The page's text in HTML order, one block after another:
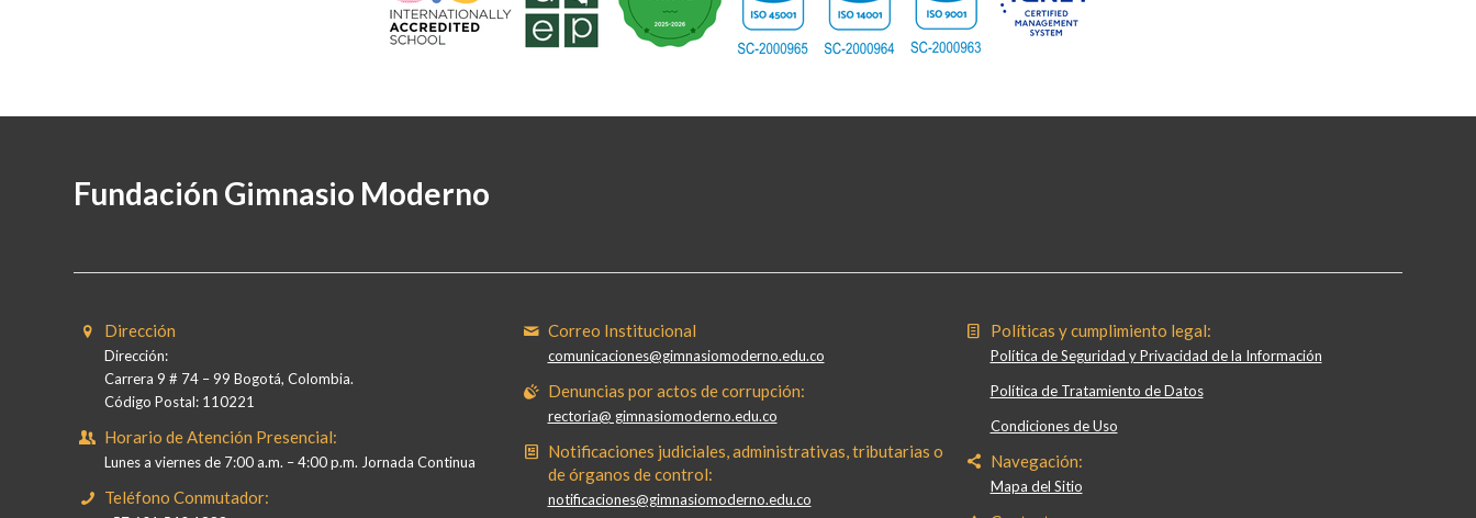
Fundación Gimnasio Moderno
Dirección
Dirección:
Carrera 9 # 74 – 99 Bogotá, Colombia.
Código Postal: 110221
Horario de Atención Presencial:
Lunes a viernes de 7:00 a.m. – 4:00 p.m. Jornada Continua
Teléfono Conmutador:
Correo Institucional
comunicaciones@gimnasiomoderno.edu.co
Denuncias por actos de corrupción:
rectoria@ gimnasiomoderno.edu.co
Notificaciones judiciales, administrativas, tributarias o
de órganos de control:
notificaciones@gimnasiomoderno.edu.co
Políticas y cumplimiento legal:
Política de Seguridad y Privacidad de la Información
Política de Tratamiento de Datos
Condiciones de Uso
Navegación:
Mapa del Sitio